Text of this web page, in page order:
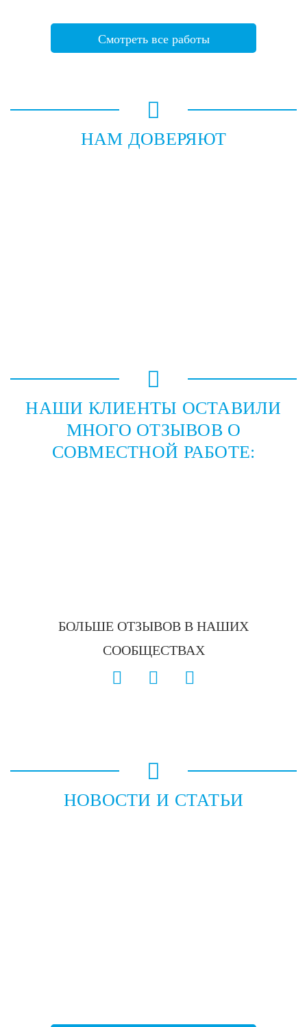
Смотреть все работы
НАМ ДОВЕРЯЮТ
НАШИ КЛИЕНТЫ ОСТАВИЛИ
МНОГО ОТЗЫВОВ О
СОВМЕСТНОЙ РАБОТЕ:
БОЛЬШЕ ОТЗЫВОВ В НАШИХ
СООБЩЕСТВАХ
НОВОСТИ И СТАТЬИ